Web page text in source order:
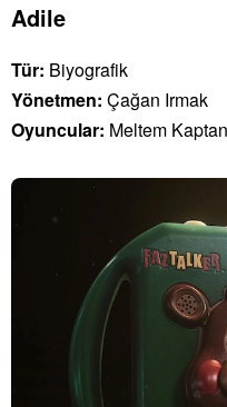
Adile
Tür: Biyografik
Yönetmen: Çağan Irmak
Oyuncular: Meltem